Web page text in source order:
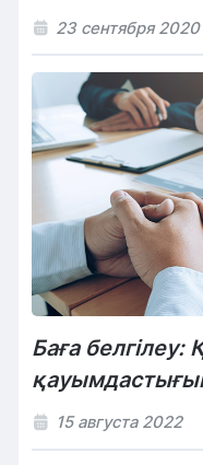
23 сентября 2020
Баға белгілеу:
15 августа 2022